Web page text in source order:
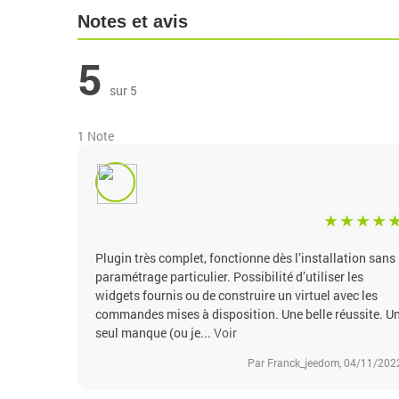
Notes et avis
5 sur 5
1 Note
Plugin très complet, fonctionne dès l’installation sans
paramétrage particulier. Possibilité d’utiliser les
widgets fournis ou de construire un virtuel avec les
commandes mises à disposition. Une belle réussite.
seul manque (ou je... Voir
Par Franck_jeedom, 04/11/